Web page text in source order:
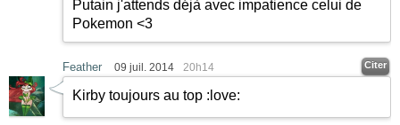
Putain j'attends déjà avec impatience celui de
Pokemon <3
Feather 09 juil. 2014 20h14 Citer
Kirby toujours au top :love: